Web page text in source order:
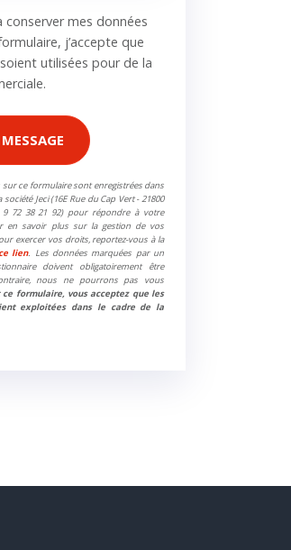
conserver mes données
j’accepte que
utilisées pour de la
ce formulaire sont enregistrées dans
Jeci (16E Rue du Cap Vert - 21800
9 72 38 21 92) pour répondre à votre
en savoir plus sur la gestion de vos
exercer vos droits, reportez-vous à la
lien. Les données marquées par un
doivent obligatoirement être
nous ne pourrons pas vous
ce formulaire, vous acceptez que les
exploitées dans le cadre de la